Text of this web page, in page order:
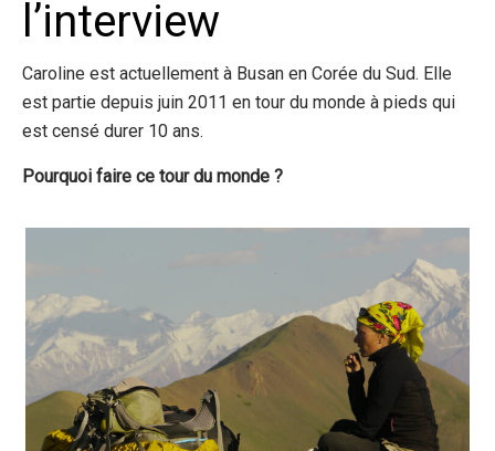
l’interview
Caroline est actuellement à Busan en Corée du Sud. Elle
est partie depuis juin 2011 en tour du monde à pieds qui
est censé durer 10 ans.
Pourquoi faire ce tour du monde ?